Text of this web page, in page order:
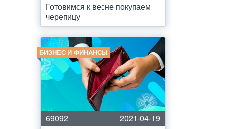
Готовимся к весне покупаем
черепицу
БИЗНЕС И ФИНАНСЫ
69092
2021-04-19